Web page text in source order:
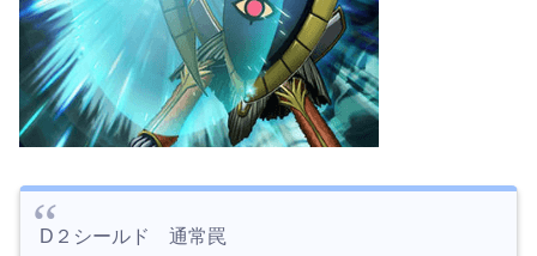
D２シールド 通常罠